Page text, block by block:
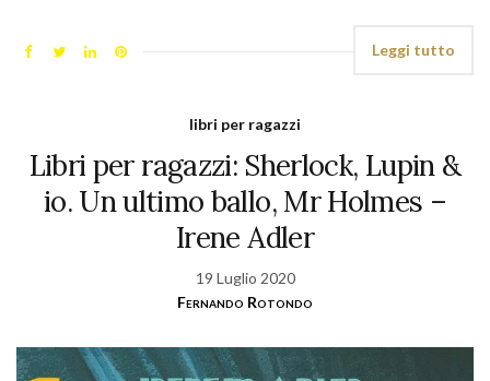
Leggi tutto
libri per ragazzi
Libri per ragazzi: Sherlock, Lupin &
io. Un ultimo ballo, Mr Holmes –
Irene Adler
19 Luglio 2020
Fernando Rotondo